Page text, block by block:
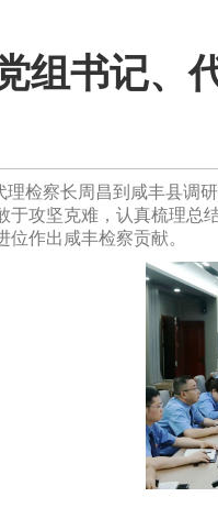
组书记、
检察长周昌到咸丰县调
于攻坚克难，认真梳理
作出咸丰检察贡献。